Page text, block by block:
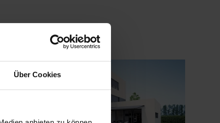
Über Cookies